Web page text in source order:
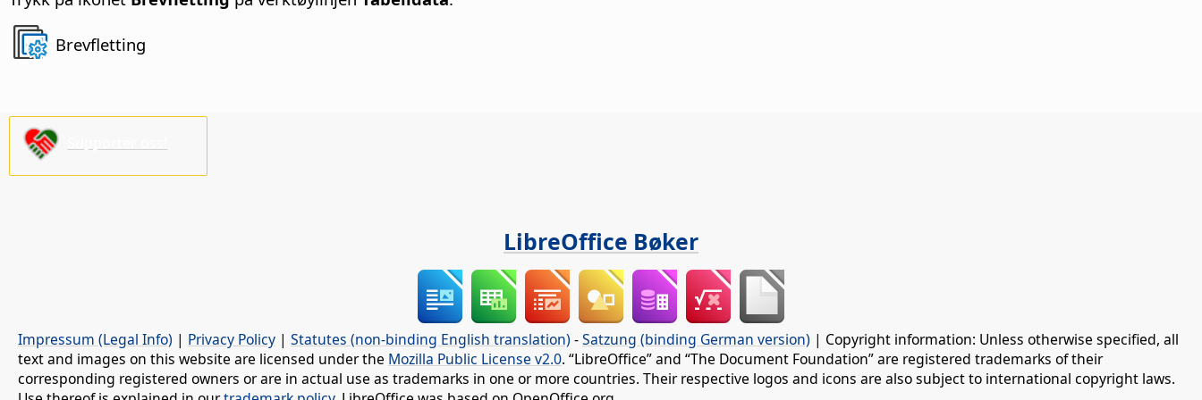
Brevfletting
LibreOffice Bøker
Impressum (Legal Info) | Privacy Policy | Statutes (non-binding English translation) -Satzung (binding German version) | Copyright information: Unless otherwise specified, all
text and images on this website are licensed under the Mozilla Public License v2.0. “LibreOffice” and “The Document Foundation” are registered trademarks of their
corresponding registered owners or are in actual use as trademarks in one or more countries. Their respective logos and icons are also subject to international copyright laws.